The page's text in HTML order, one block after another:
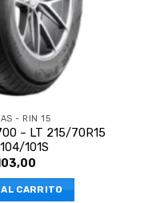
- RIN 15
– LT 215/70R15
101S
CARRITO